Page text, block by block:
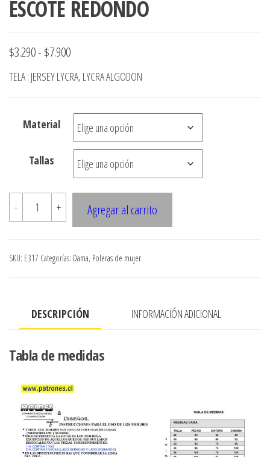
ESCOTE REDONDO
$3.290- $7.900Rango
de
desde
$3.290
hasta
$7.900
TELA : JERSEY LYCRA, LYCRA ALGODON
Material
Tallas
-
E317
PESTANA,
REDONDO
+ Agregar al carrito
SKU: E317 Categorías: Dama, Poleras de mujer
DESCRIPCIÓN INFORMACIÓN ADICIONAL
Tabla de medidas